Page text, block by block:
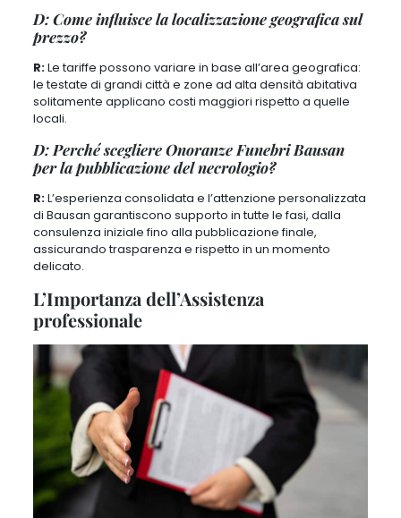
D: Come influisce la localizzazione geografica sul
prezzo?
R:Le tariffe possono variare in base all’area geografica:
le testate di grandi città e zone ad alta densità abitativa
solitamente applicano costi maggiori rispetto a quelle
locali.
D: Perché scegliere Onoranze Funebri Bausan
per la pubblicazione del necrologio?
R:L’esperienza consolidata e l’attenzione personalizzata
di Bausan garantiscono supporto in tutte le fasi, dalla
consulenza iniziale fino alla pubblicazione finale,
assicurando trasparenza e rispetto in un momento
delicato.
L’Importanza dell’Assistenza
professionale